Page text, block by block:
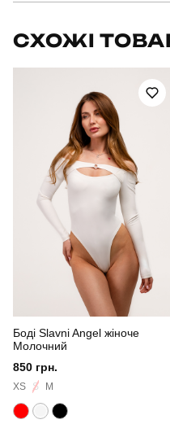
Призначення
Сезон
Склад тканини 80%
Країна - виробник
СХОЖІ
Боді Slavni Angel жіноче
Молочний
850 грн.
XS S M